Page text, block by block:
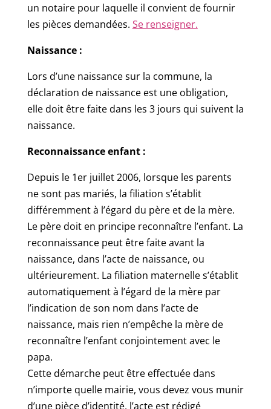
un notaire pour laquelle il convient de fournir
les pièces demandées. Se renseigner.
Naissance :
Lors d’une naissance sur la commune, la
déclaration de naissance est une obligation,
elle doit être faite dans les 3 jours qui suivent la
naissance.
Reconnaissance enfant :
Depuis le 1er juillet 2006, lorsque les parents
ne sont pas mariés, la filiation s’établit
différemment à l’égard du père et de la mère.
Le père doit en principe reconnaître l’enfant. La
reconnaissance peut être faite avant la
naissance, dans l’acte de naissance, ou
ultérieurement. La filiation maternelle s’établit
automatiquement à l’égard de la mère par
l’indication de son nom dans l’acte de
naissance, mais rien n’empêche la mère de
reconnaître l’enfant conjointement avec le
papa.
Cette démarche peut être effectuée dans
n’importe quelle mairie, vous devez vous munir
d’une pièce d’identité, l’acte est rédigé